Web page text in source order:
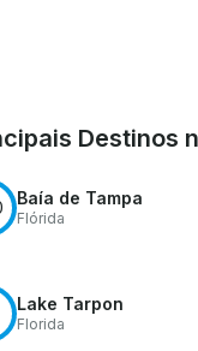
Destinos
Baía de Tampa
Flórida
Lake Tarpon
Florida